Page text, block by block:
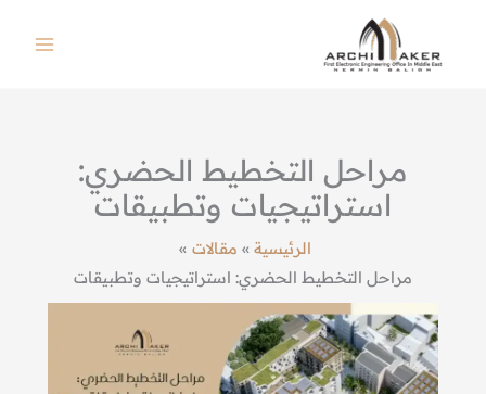
المحتوى
مراحل التخطيط الحضري:
استراتيجيات وتطبيقات
الرئيسية
مقالات
مراحل التخطيط الحضري: استراتيجيات وتطبيقات